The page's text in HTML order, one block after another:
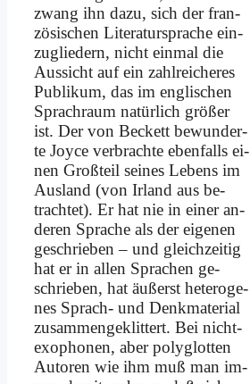
zwang ihn da­zu, sich der fran­
zö­si­schen Li­te­ra­tur­spra­che ein­
zu­glie­dern, nicht ein­mal die
Aus­sicht auf ein zahl­rei­che­res
Pu­bli­kum, das im eng­li­schen
Sprach­raum na­tür­lich grö­ßer
ist. Der von Beckett be­wun­der­
te Joy­ce ver­brach­te eben­falls ei­
nen Groß­teil sei­nes Le­bens im
Aus­land (von Ir­land aus be­
trach­tet). Er hat nie in ei­ner an­
de­ren Spra­che als der ei­ge­nen
ge­schrie­ben – und gleich­zei­tig
hat er in al­len Spra­chen ge­
schrie­ben, hat äu­ßerst he­te­ro­ge­
nes Sprach- und Denk­ma­te­ri­al
zu­sam­men­ge­klit­tert. Bei nicht-
exo­pho­nen, aber po­ly­glot­ten
Au­toren wie ihm muß man im­